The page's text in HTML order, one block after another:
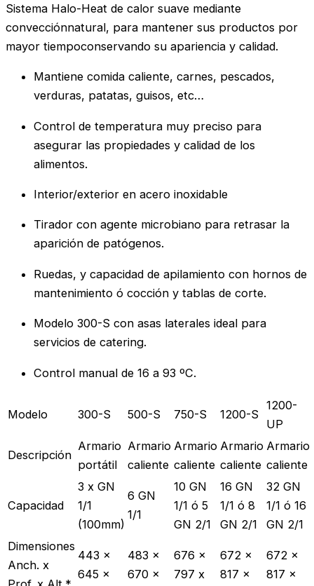
Sistema Halo-Heat de calor suave mediante
convecciónnatural, para mantener sus productos por
mayor tiempoconservando su apariencia y calidad.
Mantiene comida caliente, carnes, pescados,
verduras, patatas, guisos, etc…
Control de temperatura muy preciso para
asegurar las propiedades y calidad de los
alimentos.
Interior/exterior en acero inoxidable
Tirador con agente microbiano para retrasar la
aparición de patógenos.
Ruedas, y capacidad de apilamiento con hornos de
mantenimiento ó cocción y tablas de corte.
Modelo 300-S con asas laterales ideal para
servicios de catering.
Control manual de 16 a 93 ºC.
Modelo 300-S 500-S 750-S 1200-S
1200-
UP
Descripción
Armario
portátil
Armario
caliente
Armario
caliente
Armario
caliente
Armario
caliente
Capacidad
3 x GN
1/1
(100mm)
6 GN
1/1
10 GN
1/1 ó 5
GN 2/1
16 GN
1/1 ó 8
GN 2/1
32 GN
1/1 ó 16
GN 2/1
Dimensiones
Anch. x
443 x
645 x
483 x
670 x
676 x
797 x
672 x
817 x
672 x
817 x